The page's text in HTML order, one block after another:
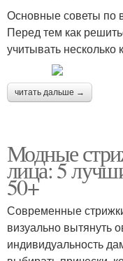
Основные советы по
Перед тем как
учитывать
читать дальше →
Модные
лица: 5
50+
Современные
визуально вытянуть
индивидуальность